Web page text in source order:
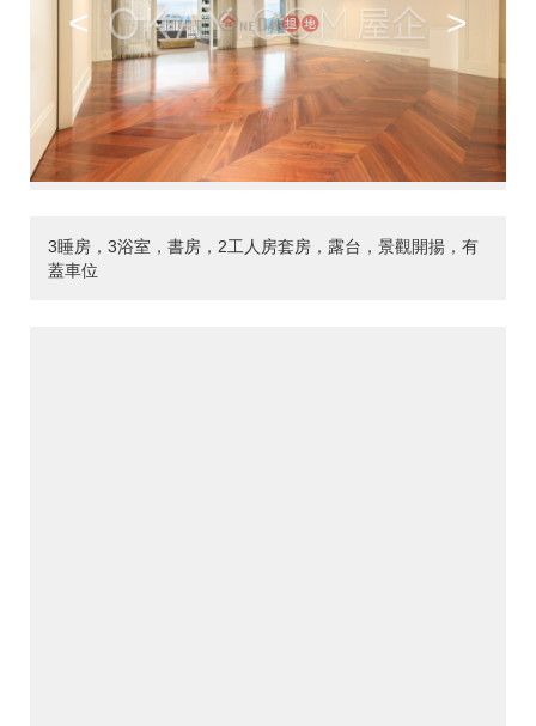
< >
3睡房，3浴室，書房，2工人房套房，露台，景觀開揚，有
蓋車位